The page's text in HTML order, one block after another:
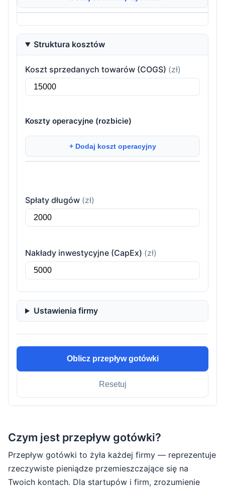
Struktura kosztów
Koszt sprzedanych towarów (COGS) (zł)
Koszty operacyjne (rozbicie)
+ Dodaj koszt operacyjny
Spłaty długów (zł)
Nakłady inwestycyjne (CapEx) (zł)
Ustawienia firmy
Oblicz przepływ gotówki
Resetuj
Czym jest przepływ gotówki?
Przepływ gotówki to żyła każdej firmy — reprezentuje
rzeczywiste pieniądze przemieszczające się na
Twoich kontach. Dla startupów i firm, zrozumienie